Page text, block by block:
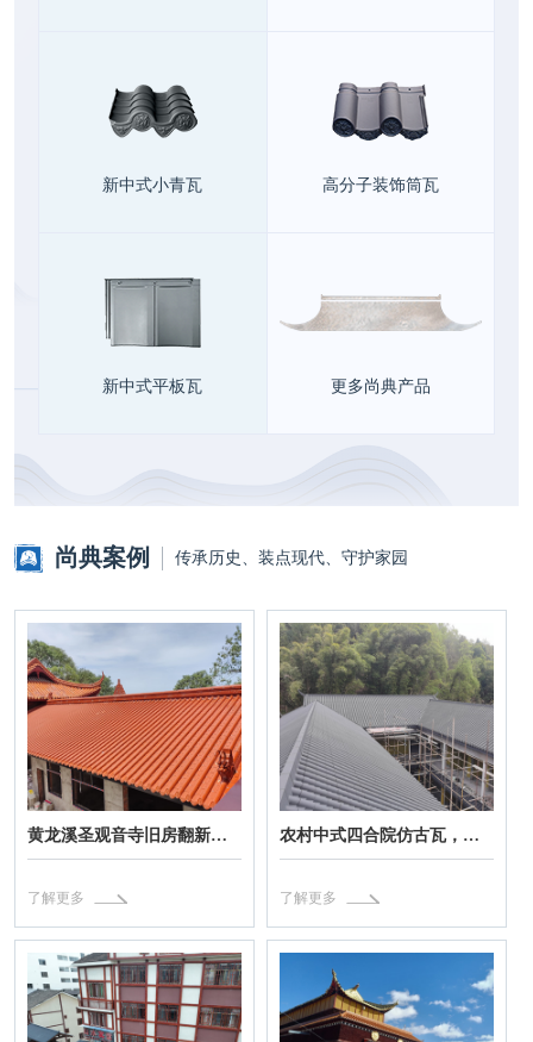
新中式小青瓦 高分子装饰筒瓦
新中式平板瓦 更多尚典产品
尚典案例 传承历史、装点现代、守护家园
黄龙溪圣观音寺旧房翻新仿古瓦，高分子免烧琉璃瓦定制色
了解更多
农村中式四合院仿古瓦，高分子筒瓦安装美观大气
了解更多